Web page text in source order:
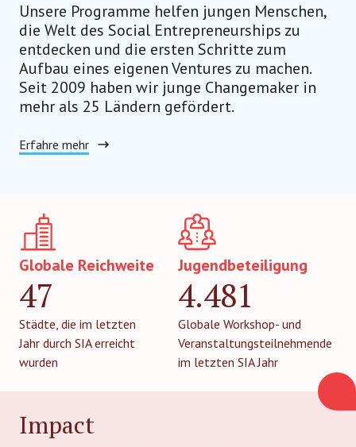
Unsere Programme helfen jungen Menschen,
die Welt des Social Entrepreneurships zu
entdecken und die ersten Schritte zum
Aufbau eines eigenen Ventures zu machen.
Seit 2009 haben wir junge Changemaker in
mehr als 25 Ländern gefördert.
Erfahre mehr
Globale Reichweite
47
Städte, die im letzten
Jahr durch SIA erreicht
wurden
Jugendbeteiligung
4.481
Globale Workshop- und
Veranstaltungsteilnehmende
im letzten SIA Jahr
Impact